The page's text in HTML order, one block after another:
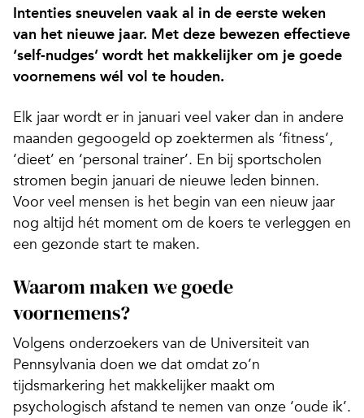
Intenties sneuvelen vaak al in de eerste weken
van het nieuwe jaar. Met deze bewezen effectieve
‘self-nudges’ wordt het makkelijker om je goede
voornemens wél vol te houden.
Elk jaar wordt er in januari veel vaker dan in andere
maanden gegoogeld op zoektermen als ‘fitness’,
‘dieet’ en ‘personal trainer’. En bij sportscholen
stromen begin januari de nieuwe leden binnen.
Voor veel mensen is het begin van een nieuw jaar
nog altijd hét moment om de koers te verleggen en
een gezonde start te maken.
Waarom maken we goede
voornemens?
Volgens onderzoekers van de Universiteit van
Pennsylvania doen we dat omdat zo’n
tijdsmarkering het makkelijker maakt om
psychologisch afstand te nemen van onze ‘oude ik’.